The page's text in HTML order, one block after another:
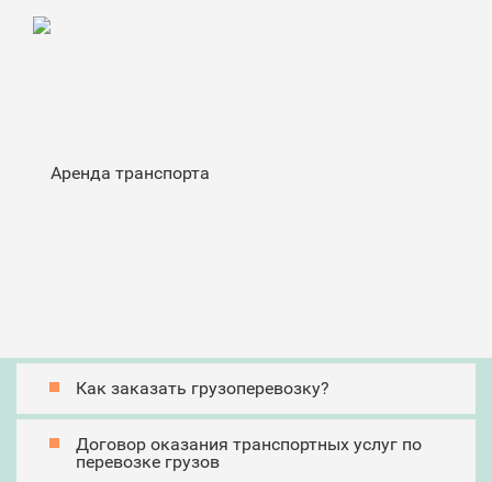
Как заказать грузоперевозку?
Договор оказания транспортных услуг по
перевозке грузов